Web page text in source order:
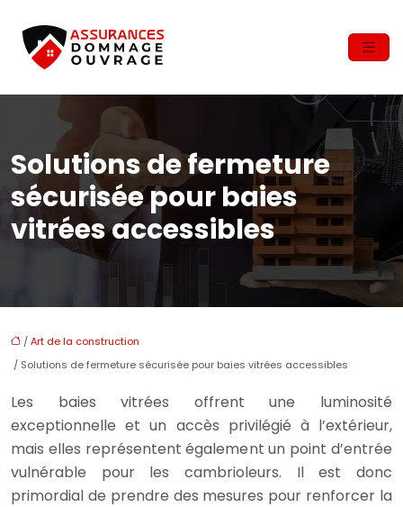
Solutions de fermeture
sécurisée pour baies
vitrées accessibles
/Art de la construction
/ Solutions de fermeture sécurisée pour baies vitrées accessibles
Les baies vitrées offrent une luminosité
exceptionnelle et un accès privilégié à l’extérieur,
mais elles représentent également un point d’entrée
vulnérable pour les cambrioleurs. Il est donc
primordial de prendre des mesures pour renforcer la